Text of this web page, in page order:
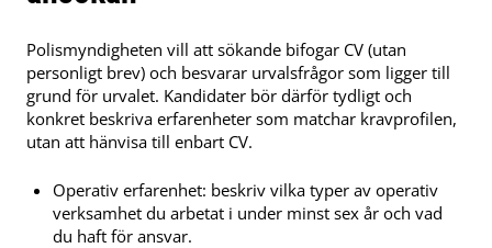
Polismyndigheten vill att sökande bifogar CV (utan
personligt brev) och besvarar urvalsfrågor som ligger till
grund för urvalet. Kandidater bör därför tydligt och
konkret beskriva erfarenheter som matchar kravprofilen,
utan att hänvisa till enbart CV.
Operativ erfarenhet: beskriv vilka typer av operativ
verksamhet du arbetat i under minst sex år och vad
du haft för ansvar.